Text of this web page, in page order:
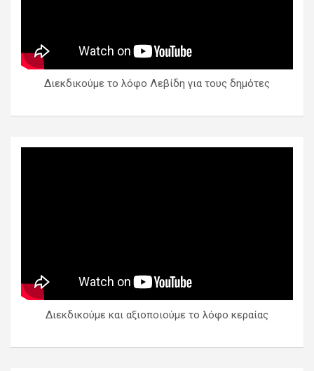
Διεκδικούμε το λόφο Λεβίδη για τους δημότες
Διεκδικούμε και αξιοποιούμε το λόφο κεραίας